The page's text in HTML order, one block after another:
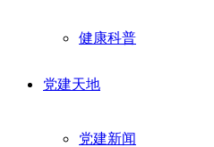
健康科普
党建天地
党建新闻